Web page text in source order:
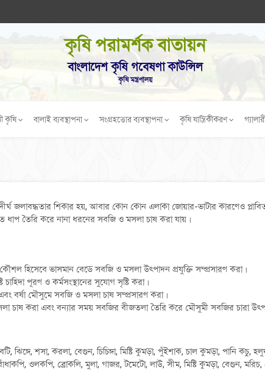
কৃষি পরামর্শক বাতায়ন
বাংলাদেশ কৃষি গবেষণা কাউন্সিল
কৃষি মন্ত্রণালয়
কৃষি বালাই ব্যবস্থাপনা সংগ্রহত্তোর ব্যবস্থাপনা কৃষি যান্ত্রিকীকরণ
জলাবদ্ধতার শিকার হয়, আবার কোন কোন এলাকা জোয়ার-ভাটার কারণেও
তৈরি করে নানা ধরনের সবজি ও মসলা চাষ করা যায়।
হিসেবে ভাসমান বেডে সবজি ও মসলা উৎপাদন প্রযুক্তি সম্প্রসারণ করা।
চাহিদা পূরণ ও কর্মসংস্থানের সুযোগ সৃষ্টি করা।
বর্ষা মৌসুমে সবজি ও মসলা চাষ সম্প্রসারণ করা।
চাষ করা এবং বন্যার সময় সবজির বীজতলা তৈরি করে মৌসুমী সবজির চারা
ঝিঙ্গে, শসা, করলা, বেগুন, চিচিঙ্গা, মিষ্টি কুমড়া, পুঁইশাক, চাল কুমড়া, পানি কচু,
ওলকপি, ব্রোকলি, মুলা, গাজর, টমেটো, লাউ, সীম, মিষ্টি কুমড়া, বেগুন,